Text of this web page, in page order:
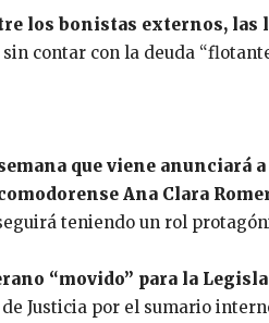
los bonistas externos,
sin contar con la deuda
que viene anunciará
Ana Clara
teniendo un rol
“movido” para la
Justicia por el sumario